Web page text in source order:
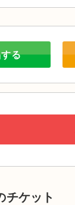
る
チケット